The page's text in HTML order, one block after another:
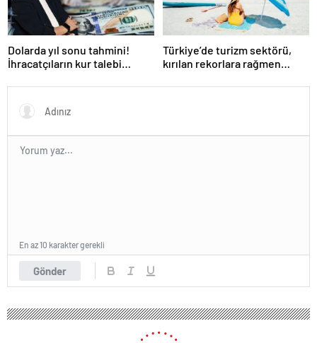
Dolarda yıl sonu tahmini!
İhracatçıların kur talebi
Türkiye’de turizm sektörü,
kırılan rekorlara rağmen
Gönder
En az 10 karakter gerekli